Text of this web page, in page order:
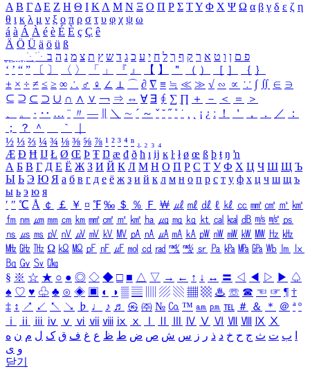
Α Β ΓΔ Ε Ζ Η Θ Ι ΚΛ Μ Ν Ξ Ο Π Ρ Σ ΤΥ Φ Χ Ψ Ω α β γ δ ε ζ η
θ ι κ λ μ ν ξ ο π ρ σ τ υ φ χ ψ ω
á à Á À é è É È ç Ç ê
Ä Ö Ü ä ö ü ß
ִֶֹ ֻּ ׁׂ פ ם ן ו ט א ר ק ף ך ל ח י ע כ ג ד ש ץ ת צ מ נ ה ב
‘ ’ “ ” 〔 〕 〈 〉 「 」 『 』 【 】 ＂ （ ） ［ ］ ｛ ｝
± × ÷ ≠ ≤ ≥ ∞ ∴ ♂ ♀ ∠ ⊥ ⌒ ∂ ∇ ≡ ≒ ≪ ≫ √ ∽ ∝ ∵ ∫ ∬ ∈ ∋
⊆ ⊇ ⊂ ⊃ ∪ ∩ ∧ ∨ ￢ ⇒ ⇔ ∀ ∃ ∮ ∑ ∏ ＋ － ＜ ＝
＞
、
。 · ‥ … ¨ 〃 ― ＼ ∼ ´ ～ ˇ ˘ ˝ ˚ ˙ ¸ ¡ ¿ ː ！ ＇ ， ． ／
：
；
？ ＾ ｀
½ ⅓ ⅔ ¼ ¾ ⅛ ⅜ ⅝ ⅞ ¹ ² ³ ⁴ ⁿ ₁ ₂ ₃ ₄
Æ Ð Ħ Ĳ Ł Ø Œ Þ Ŧ Ŋ æ đ ð ħ ı ĳ ĸ ŀ ł ø œ ß þ ŧ ŋ ŉ
А Б В Г Д Е Ё Ж З И Й К Л М Н О П Р С Т У Ф Х Ц Ч Ш Щ Ъ
Ы Ь Э Ю Я а б в г д е ё ж з и й к л м н о п р с т у ф х ц ч ш щ ъ
ы ь э ю я
′ ″ ℃ Å ￠ ￡ ￥ ¤ ℉ ‰ ＄ ％ Ｆ ￦ ㎕ ㎖ ㎗ ℓ ㎘ ㏄ ㎣ ㎤ ㎥ ㎦
㎙ ㎚ ㎛ ㎜ ㎝ ㎞ ㎟ ㎠ ㎡ ㎢ ㏊ ㎍ ㎎ ㎏ ㏏ ㎈ ㎉ ㏈ ㎧ ㎨ ㎰
㎱ ㎲ ㎳ ㎴ ㎵ ㎶ ㎷ ㎸ ㎹ ㎀ ㎁ ㎂ ㎃ ㎄ ㎺ ㎻ ㎽ ㎾ ㎿ ㎐ ㎑
㎒ ㎓ ㎔ Ω ㏀ ㏁ ㎊ ㎋ ㎌ ㏖ ㏅ ㎭ ㎮ ㎯ ㏛ ㎩ ㎪ ㎫ ㎬ ㏝ ㏐
㏓
㏃ ㏉ ㏜ ㏆
§ ※ ☆ ★ ○ ● ◎ ◇ ◆ □ ■ △ ▽ → ← ↑ ↓ ↔ 〓 ◁ ◀ ▷ ▶ ♤
♠ ♡ ♥ ♧ ♣ ⊙ ◈ ▣ ◐ ◑ ▒ ▤ ▨ ▧ ▦ ▩ ♨ ☏ ☎ ☜ ☞ ¶ †
‡ ↕ ↗ ↙ ↖ ↘ ♭ ♩ ♪ ♬ ㉿ ㈜ № ㏇ ™ ㏂ ㏘ ℡ ＃ ＆ ＊ ＠ ª º
ⅰ
ⅱ ⅲ ⅳ ⅴ ⅵ ⅶ ⅷ ⅸ ⅹ Ⅳ Ⅴ Ⅵ Ⅶ Ⅷ Ⅸ Ⅹ
ب ت ث ج ح خ د ذ ر ز س ش ص ض ط ظ ع غ ف ق ک ل م ن ه
و ی
닫기